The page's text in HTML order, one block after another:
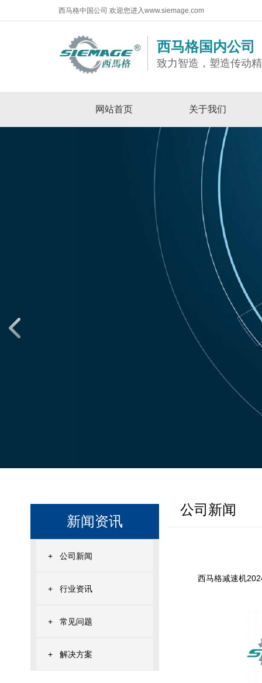
西马格中国公司 欢迎您进入www.siemage.com
西马格国内公司
致力智造，塑造传动
网站首页 关于我们
新闻资讯
+ 公司新闻
+ 行业资讯
+ 常见问题
+ 解决方案
公司新闻
西马格减速机